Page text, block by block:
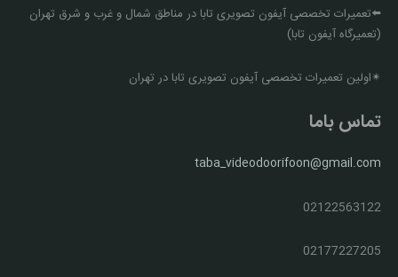
⬅️تعمیرات تخصصی آیفون تصویری تابا در مناطق شمال و غرب و شرق تهران
(تعمیرگاه آیفون تابا)
✴اولین تعمیرات تخصصی آیفون تصویری تابا در تهران
تماس باما
taba_videodoorifoon@gmail.com
02122563122
02177227205